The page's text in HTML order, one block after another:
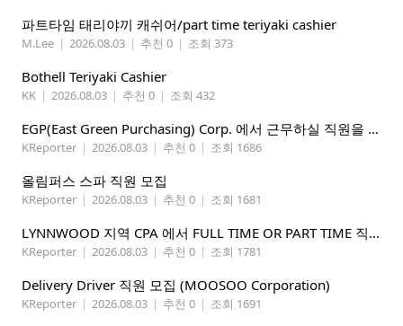
파트타임 태리야끼 캐쉬어/part time teriyaki cashier
M.Lee | 2026.08.03 | 추천 0 | 조회 373
Bothell Teriyaki Cashier
KK | 2026.08.03 | 추천 0 | 조회 432
EGP(East Green Purchasing) Corp. 에서 근무하실 직원을 아래와 같이 모집합니다.
KReporter | 2026.08.03 | 추천 0 | 조회 1686
올림퍼스 스파 직원 모집
KReporter | 2026.08.03 | 추천 0 | 조회 1681
LYNNWOOD 지역 CPA 에서 FULL TIME OR PART TIME 직원을 찾습니다
KReporter | 2026.08.03 | 추천 0 | 조회 1781
Delivery Driver 직원 모집 (MOOSOO Corporation)
KReporter | 2026.08.03 | 추천 0 | 조회 1691